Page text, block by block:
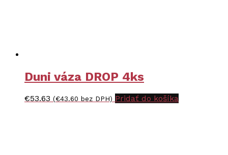
Duni váza DROP 4ks
€53.63 (€43.60 bez DPH) Pridať do košíka